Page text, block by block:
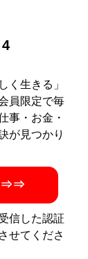
4したい男女
ームページ
早織」（Xア
く生きる」
員限定で毎
事・お金・
が見つかり
⇒⇒
信した認証
せてくださ